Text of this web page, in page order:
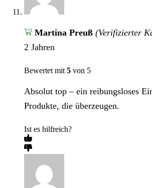
Martina Preuß (Verifizierter
2 Jahren
Bewertet mit 5 von 5
Absolut top – ein reibungsloses
Produkte, die überzeugen.
Ist es hilfreich?